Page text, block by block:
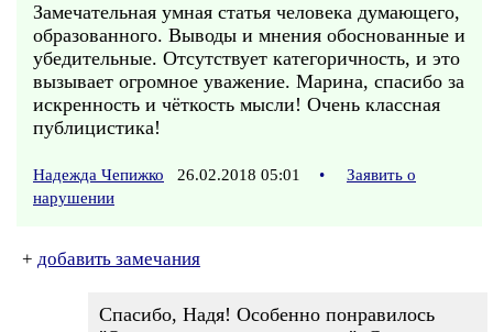
Замечательная умная статья человека думающего,
образованного. Выводы и мнения обоснованные и
убедительные. Отсутствует категоричность, и это
вызывает огромное уважение. Марина, спасибо за
искренность и чёткость мысли! Очень классная
публицистика!
Надежда Чепижко 26.02.2018 05:01 •
Заявить о
нарушении
+ добавить замечания
Спасибо, Надя! Особенно понравилось